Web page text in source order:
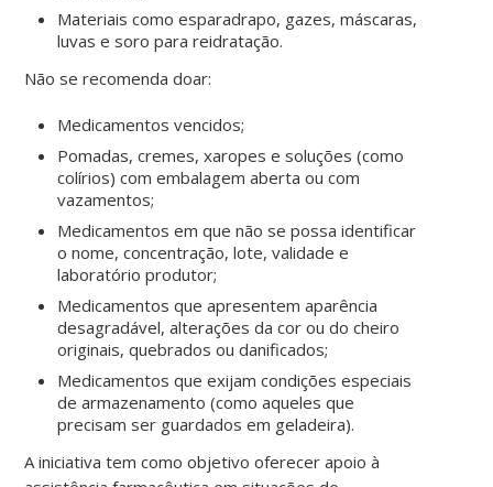
Materiais como esparadrapo, gazes, máscaras,
luvas e soro para reidratação.
Não se recomenda doar:
Medicamentos vencidos;
Pomadas, cremes, xaropes e soluções (como
colírios) com embalagem aberta ou com
vazamentos;
Medicamentos em que não se possa identificar
o nome, concentração, lote, validade e
laboratório produtor;
Medicamentos que apresentem aparência
desagradável, alterações da cor ou do cheiro
originais, quebrados ou danificados;
Medicamentos que exijam condições especiais
de armazenamento (como aqueles que
precisam ser guardados em geladeira).
A iniciativa tem como objetivo oferecer apoio à